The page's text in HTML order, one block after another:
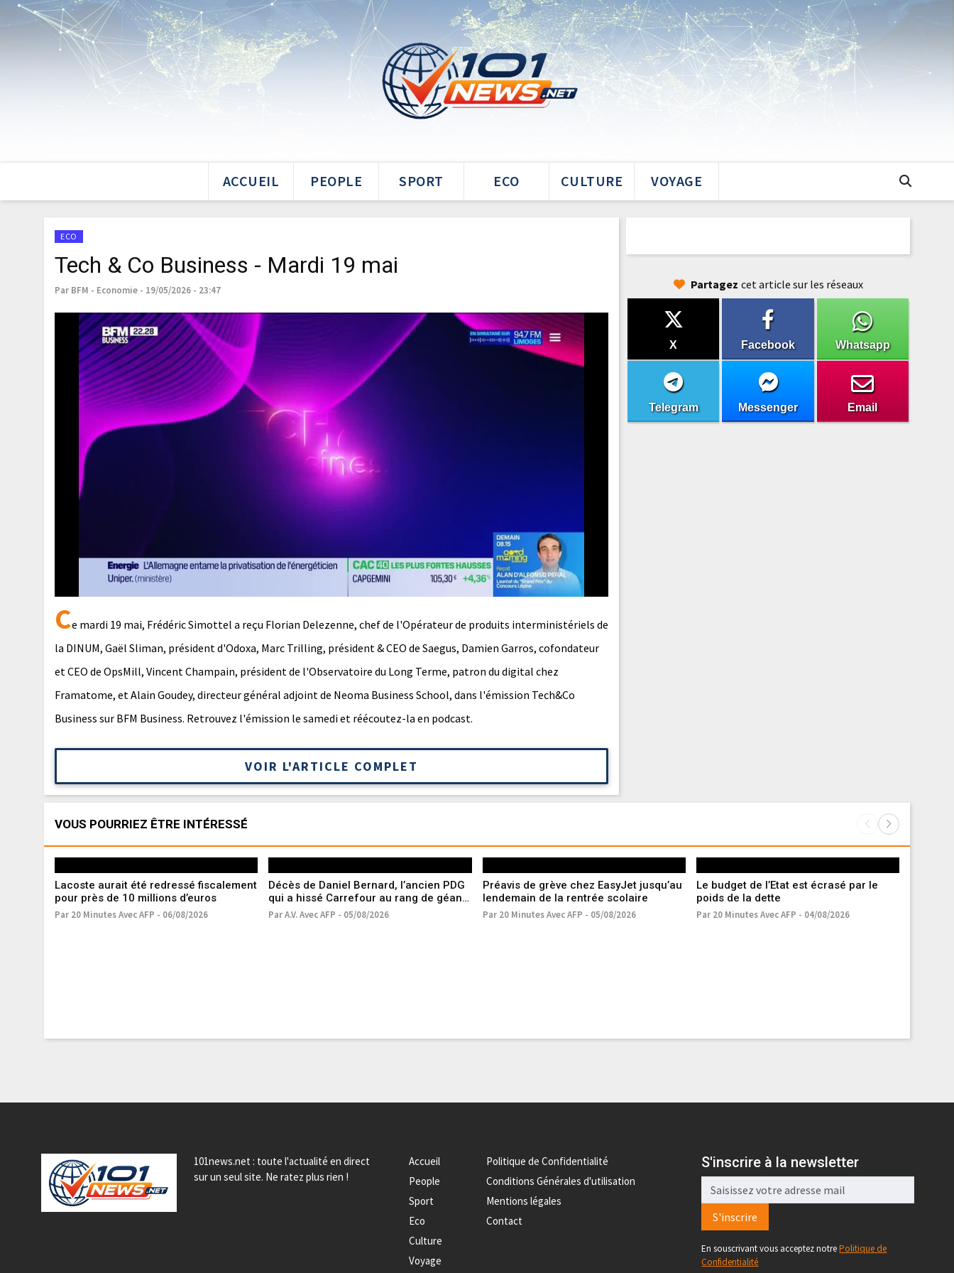
ACCUEIL PEOPLE SPORT ECO CULTURE VOYAGE
ECO
Tech & Co Business - Mardi 19 mai
Par BFM - Economie - 19/05/2026 - 23:47
Ce mardi 19 mai, Frédéric Simottel a reçu Florian Delezenne, chef de l'Opérateur de produits interministériels de
la DINUM, Gaël Sliman, président d'Odoxa, Marc Trilling, président & CEO de Saegus, Damien Garros, cofondateur
et CEO de OpsMill, Vincent Champain, président de l'Observatoire du Long Terme, patron du digital chez
Framatome, et Alain Goudey, directeur général adjoint de Neoma Business School, dans l'émission Tech&Co
Business sur BFM Business. Retrouvez l'émission le samedi et réécoutez-la en podcast.
VOIR L'ARTICLE COMPLET
Partagez cet article sur les réseaux
X Facebook Whatsapp
Telegram Messenger Email
VOUS POURRIEZ ÊTRE INTÉRESSÉ
Lacoste aurait été redressé fiscalement
pour près de 10 millions d’euros
Par 20 Minutes Avec AFP - 06/08/2026
Décès de Daniel Bernard, l’ancien PDG
qui a hissé Carrefour au rang de géant
mondial
Par A.V. Avec AFP - 05/08/2026
Préavis de grève chez EasyJet jusqu’au
lendemain de la rentrée scolaire
Par 20 Minutes Avec AFP - 05/08/2026
Le budget de l’Etat est écrasé par le
poids de la dette
Par 20 Minutes Avec AFP - 04/08/2026
101news.net : toute l'actualité en direct
sur un seul site. Ne ratez plus rien !
Accueil
People
Sport
Eco
Culture
Voyage
Politique de Confidentialité
Conditions Générales d'utilisation
Mentions légales
Contact
S'inscrire à la newsletter
S'inscrire
En souscrivant vous acceptez notrePolitique de
Confidentialité